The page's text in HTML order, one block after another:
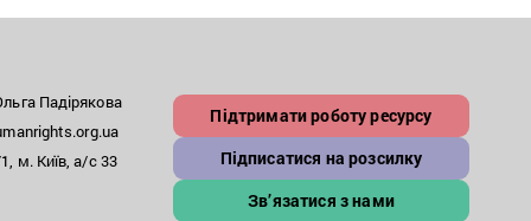
Падірякова
м. Київ, а/с 33
Підтримати роботу ресурсу
Підписатися на розсилку
Зв’язатися з нами